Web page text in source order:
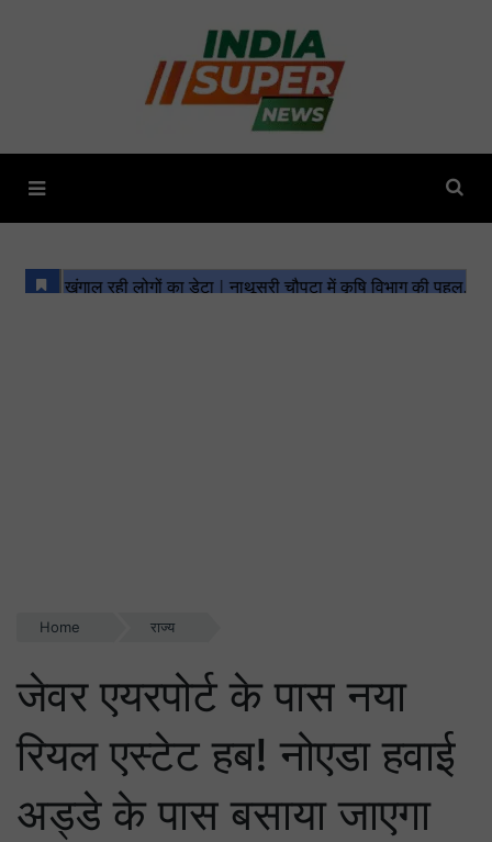
Home राज्य
जेवर एयरपोर्ट के पास नया
रियल एस्टेट हब! नोएडा हवाई
अड्डे के पास बसाया जाएगा